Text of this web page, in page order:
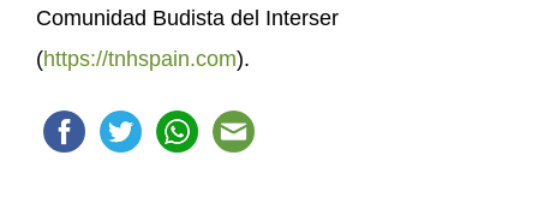
Comunidad Budista del Interser
(https://tnhspain.com).